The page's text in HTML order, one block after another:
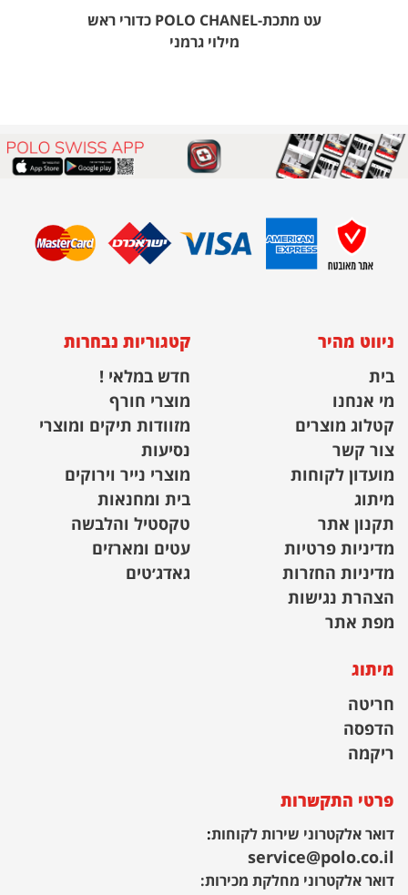
עט מתכת-POLO CHANEL כדורי ראש
מילוי גרמני
ניווט מהיר
בית
מי אנחנו
קטלוג מוצרים
צור קשר
מועדון לקוחות
מיתוג
תקנון אתר
מדיניות פרטיות
מדיניות החזרות
הצהרת נגישות
מפת אתר
קטגוריות נבחרות
חדש במלאי !
מוצרי חורף
מזוודות תיקים ומוצרי
נסיעות
מוצרי נייר וירוקים
בית ומחנאות
טקסטיל והלבשה
עטים ומארזים
גאדג׳טים
מיתוג
חריטה
הדפסה
ריקמה
פרטי התקשרות
דואר אלקטרוני שירות לקוחות:
service@polo.co.il
דואר אלקטרוני מחלקת מכירות: